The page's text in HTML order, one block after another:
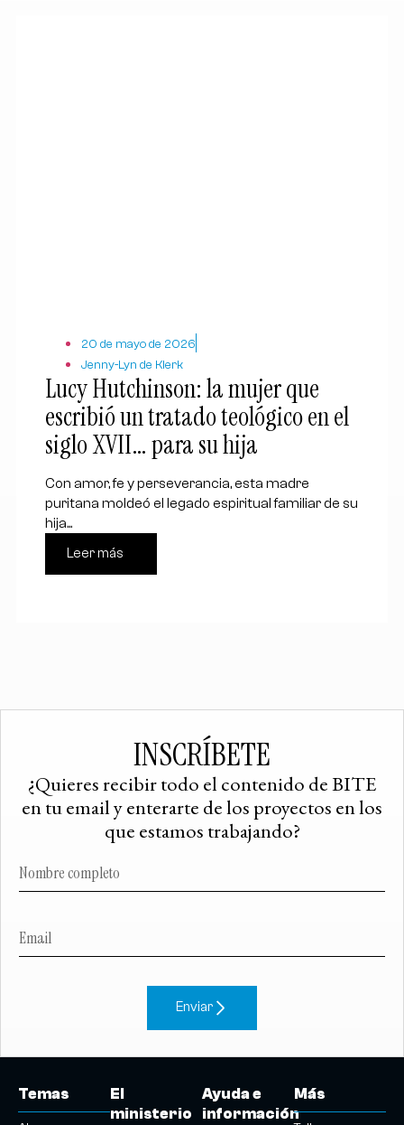
20 de mayo de 2026
Jenny-Lyn de Klerk
Lucy Hutchinson: la mujer que
escribió un tratado teológico en el
siglo XVII… para su hija
Con amor, fe y perseverancia, esta madre
puritana moldeó el legado espiritual familiar de su
hija...
Leer más
INSCRÍBETE
¿Quieres recibir todo el contenido de BITE
en tu email y enterarte de los proyectos en los
que estamos trabajando?
Enviar
Temas
El
ministerio
Ayuda e
información
Más